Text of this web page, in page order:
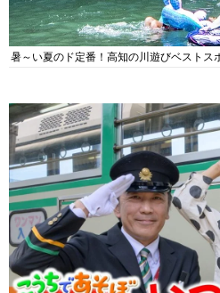
暑～い夏のド定番！高知の川遊びベストス